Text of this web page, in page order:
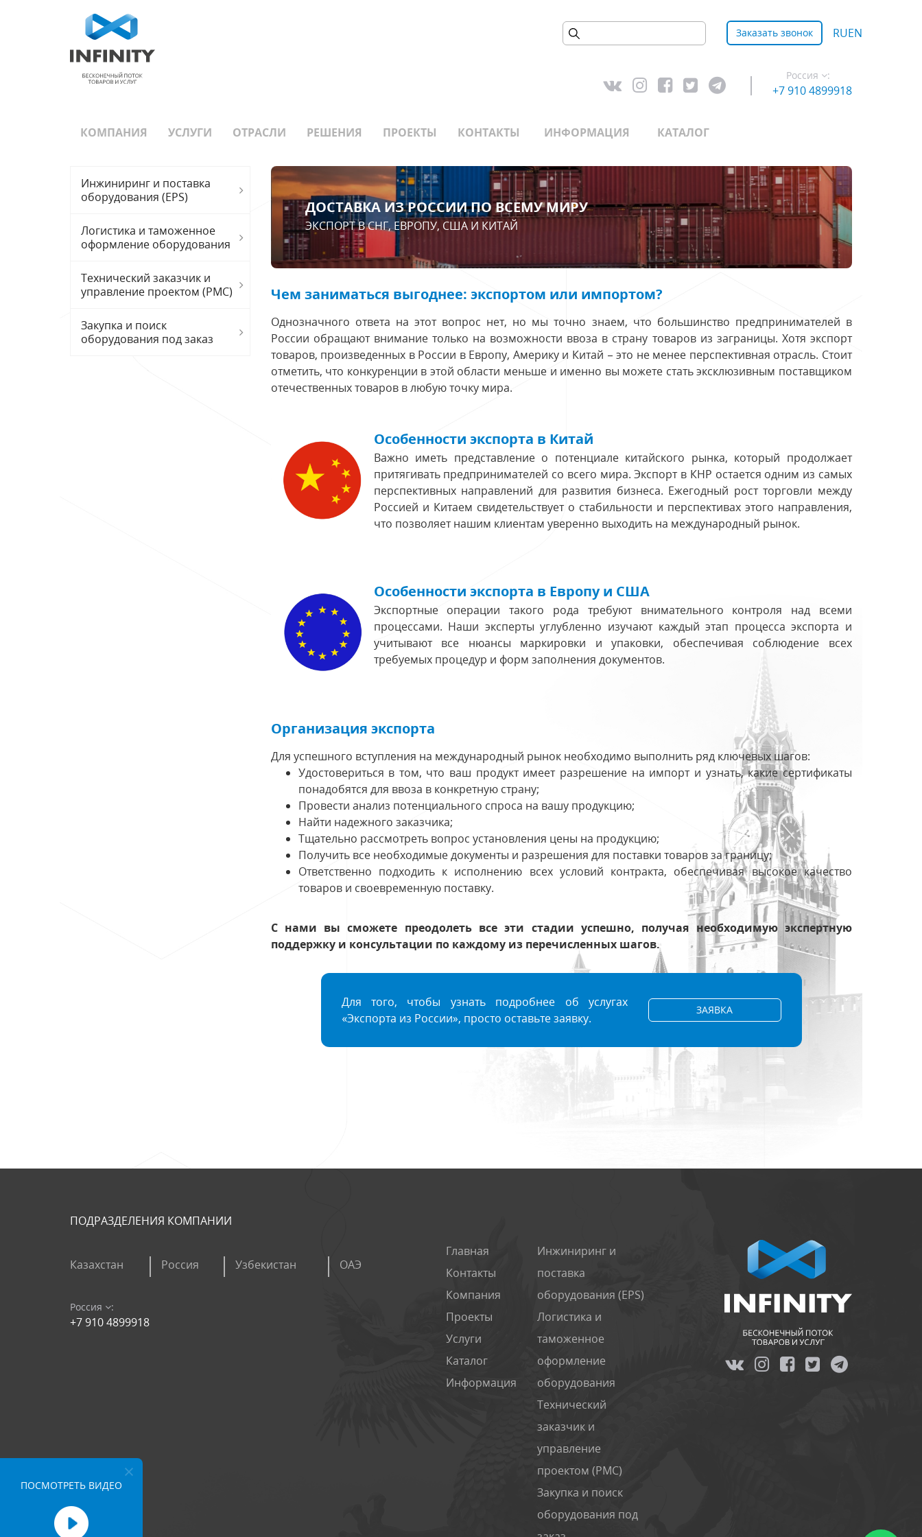
ПОСМОТРЕТЬ ВИДЕО
Заказать звонок RUEN
Россия :
+7 910 4899918
КОМПАНИЯ УСЛУГИ ОТРАСЛИ РЕШЕНИЯ ПРОЕКТЫ КОНТАКТЫ ИНФОРМАЦИЯ КАТАЛОГ
Инжиниринг и поставка
оборудования (EPS)
Логистика и таможенное
оформление оборудования
Технический заказчик и
управление проектом (PMC)
Закупка и поиск
оборудования под заказ
ДОСТАВКА ИЗ РОССИИ ПО ВСЕМУ МИРУ
ЭКСПОРТ В СНГ, ЕВРОПУ, США И КИТАЙ
Чем заниматься выгоднее: экспортом или импортом?
Однозначного ответа на этот вопрос нет, но мы точно знаем, что большинство предпринимателей в
России обращают внимание только на возможности ввоза в страну товаров из заграницы. Хотя экспорт
товаров, произведенных в России в Европу, Америку и Китай – это не менее перспективная отрасль. Стоит
отметить, что конкуренции в этой области меньше и именно вы можете стать эксклюзивным поставщиком
отечественных товаров в любую точку мира.
Особенности экспорта в Китай
Важно иметь представление о потенциале китайского рынка, который продолжает
притягивать предпринимателей со всего мира. Экспорт в КНР остается одним из самых
перспективных направлений для развития бизнеса. Ежегодный рост торговли между
Россией и Китаем свидетельствует о стабильности и перспективах этого направления,
что позволяет нашим клиентам уверенно выходить на международный рынок.
Особенности экспорта в Европу и США
Экспортные операции такого рода требуют внимательного контроля над всеми
процессами. Наши эксперты углубленно изучают каждый этап процесса экспорта и
учитывают все нюансы маркировки и упаковки, обеспечивая соблюдение всех
требуемых процедур и форм заполнения документов.
Организация экспорта
Для успешного вступления на международный рынок необходимо выполнить ряд ключевых шагов:
Удостовериться в том, что ваш продукт имеет разрешение на импорт и узнать, какие сертификаты
понадобятся для ввоза в конкретную страну;
Провести анализ потенциального спроса на вашу продукцию;
Найти надежного заказчика;
Тщательно рассмотреть вопрос установления цены на продукцию;
Получить все необходимые документы и разрешения для поставки товаров за границу;
Ответственно подходить к исполнению всех условий контракта, обеспечивая высокое качество
товаров и своевременную поставку.
С нами вы сможете преодолеть все эти стадии успешно, получая необходимую экспертную
поддержку и консультации по каждому из перечисленных шагов.
Для того, чтобы узнать подробнее об услугах
«Экспорта из России», просто оставьте заявку.
ЗАЯВКА
ПОДРАЗДЕЛЕНИЯ КОМПАНИИ
Казахстан Россия Узбекистан ОАЭ
Россия :
+7 910 4899918
Главная
Контакты
Компания
Проекты
Услуги
Каталог
Информация
Инжиниринг и
поставка
оборудования (EPS)
Логистика и
таможенное
оформление
оборудования
Технический
заказчик и
управление
проектом (PMC)
Закупка и поиск
оборудования под